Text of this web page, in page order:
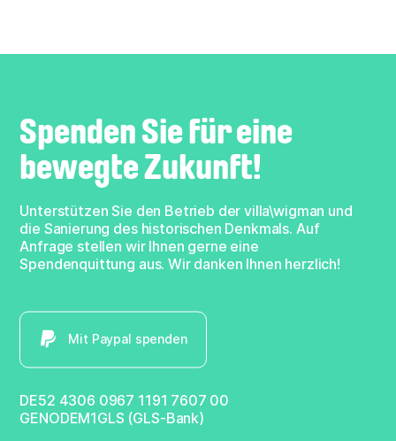
Spenden Sie für eine
bewegte Zukunft!
Unterstützen Sie den Betrieb der villa\wigman und
die Sanierung des historischen Denkmals. Auf
Anfrage stellen wir Ihnen gerne eine
Spendenquittung aus. Wir danken Ihnen herzlich!
Mit Paypal spenden
DE52 4306 0967 1191 7607 00
GENODEM1GLS (GLS-Bank)